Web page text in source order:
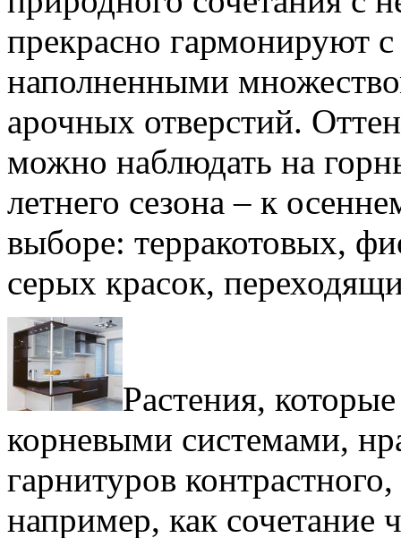
прекрасно гармонируют
наполненными
арочных отверстий.
можно наблюдать на
летнего сезона – к
выборе: терракотовых,
серых красок,
Растения,
корневыми системами,
гарнитуров
например, как сочетание